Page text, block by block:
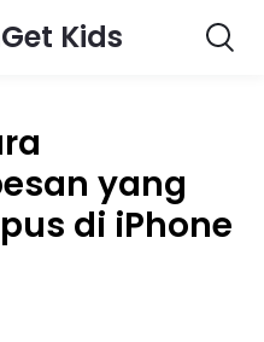
Kids
yang
di iPhone